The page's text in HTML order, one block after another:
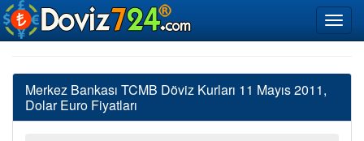
Merkez Bankası TCMB Döviz Kurları 11 Mayıs 2011,
Dolar Euro Fiyatları